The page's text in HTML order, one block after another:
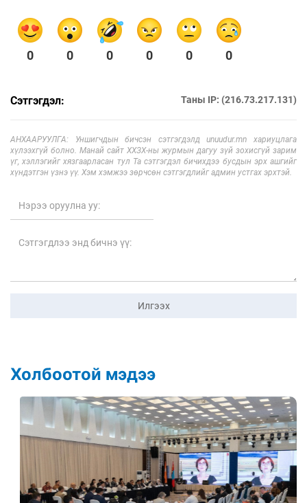
0 0 0 0 0 0
Сэтгэгдэл: Таны IP: (216.73.217.131)
АНХААРУУЛГА: Уншигчдын бичсэн сэтгэгдэлд unuudur.mn хариуцлага
хүлээхгүй болно. Манай сайт ХХЗХ-ны журмын дагуу зүй зохисгүй зарим
үг, хэллэгийг хязгаарласан тул Та сэтгэгдэл бичихдээ бусдын эрх ашгийг
хүндэтгэн үзнэ үү. Хэм хэмжээ зөрчсөн сэтгэгдлийг админ устгах эрхтэй.
Илгээх
Холбоотой мэдээ